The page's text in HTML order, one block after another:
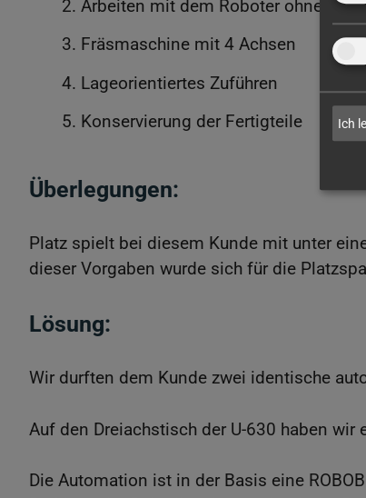
Arbeiten mit dem Roboter ohne
Fräsmaschine mit 4 Achsen
Lageorientiertes Zuführen
Konservierung der Fertigteile
Überlegungen:
Platz spielt bei diesem Kunde mit unter
dieser Vorgaben wurde sich für die
Lösung:
Wir durften dem Kunde zwei identische
Auf den Dreiachstisch der U-630 haben
Die Automation ist in der Basis eine
Ich